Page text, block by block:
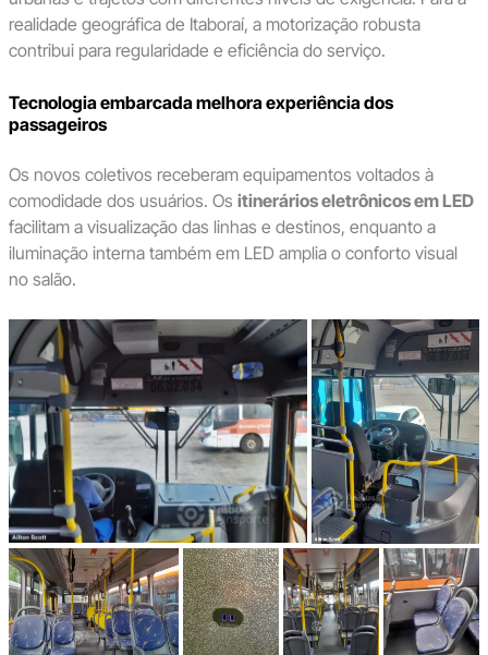
realidade geográfica de Itaboraí, a motorização robusta
contribui para regularidade e eficiência do serviço.
Tecnologia embarcada melhora experiência dos
passageiros
Os novos coletivos receberam equipamentos voltados à
comodidade dos usuários. Os itinerários eletrônicos em LED
facilitam a visualização das linhas e destinos, enquanto a
iluminação interna também em LED amplia o conforto visual
no salão.